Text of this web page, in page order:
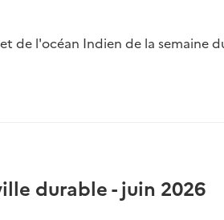
de l'océan Indien de la semaine
durable - juin 2026